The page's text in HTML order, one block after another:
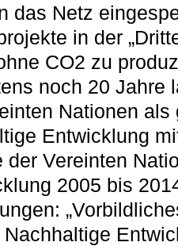
das Netz
in der
CO2 zu
noch 20 Jahre
Nationen
Entwicklung
der Vereinten
2005 bis